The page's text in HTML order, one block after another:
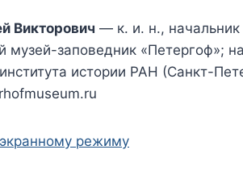
Викторович — к. и. н.,
музей-заповедник «Петергоф»;
истории РАН (Санкт-
режиму